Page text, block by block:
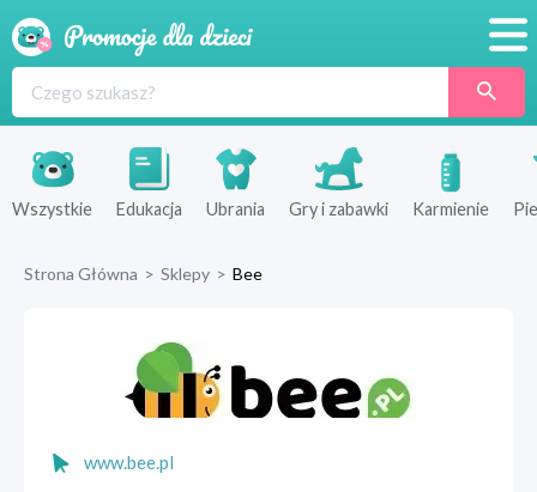
Produkty
Sklepy
Wszystkie Edukacja Ubrania Gry i zabawki Karmienie
Strona Główna > Sklepy > Bee
www.bee.pl